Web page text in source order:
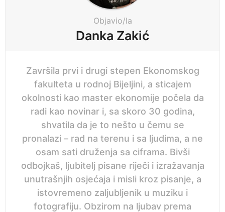
Objavio/la
Danka Zakić
Završila prvi i drugi stepen Ekonomskog
fakulteta u rodnoj Bijeljini, a sticajem
okolnosti kao master ekonomije počela da
radi kao novinar i, sa skoro 30 godina,
shvatila da je to nešto u čemu se
pronalazi – rad na terenu i sa ljudima, a ne
osam sati druženja sa ciframa. Bivši
odbojkaš, ljubitelj pisane riječi i izražavanja
unutrašnjih osjećaja i misli kroz pisanje, a
istovremeno zaljubljenik u muziku i
fotografiju. Obzirom na ljubav prema